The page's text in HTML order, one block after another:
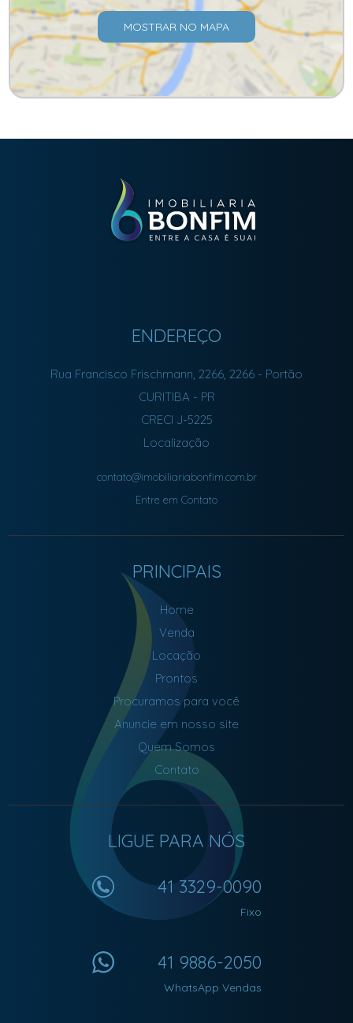
MOSTRAR NO MAPA
ENDEREÇO
Rua Francisco Frischmann, 2266, 2266 - Portão
CURITIBA - PR
CRECI J-5225
Localização
contato@imobiliariabonfim.com.br
Entre em Contato
PRINCIPAIS
Home
Venda
Locação
Prontos
Procuramos para você
Anuncie em nosso site
Quem Somos
Contato
LIGUE PARA NÓS
41 3329-0090
Fixo
41 9886-2050
WhatsApp Vendas